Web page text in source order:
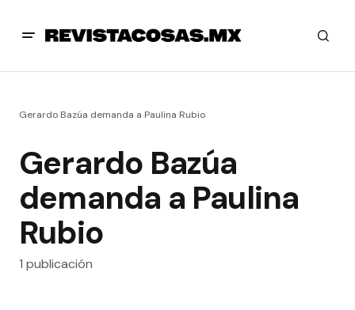
Gerardo Bazúa demanda a Paulina Rubio
Gerardo Bazúa
demanda a Paulina
Rubio
1 publicación